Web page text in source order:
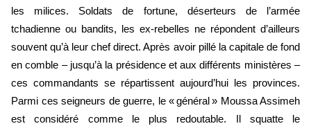
les milices. Soldats de fortune, déserteurs de l’armée
tchadienne ou bandits, les ex-rebelles ne répondent d’ailleurs
souvent qu’à leur chef direct. Après avoir pillé la capitale de fond
en comble – jusqu’à la présidence et aux différents ministères –
ces commandants se répartissent aujourd’hui les provinces.
Parmi ces seigneurs de guerre, le « général » Moussa Assimeh
est considéré comme le plus redoutable. Il squatte le